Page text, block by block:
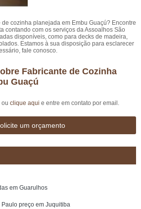
cozinha planejada em Embu Guaçú? Encontre
contando com os serviços da Assoalhos São
disponíveis, como para decks de madeira,
Estamos à sua disposição para esclarecer
fale conosco.
Fabricante de Cozinha
Guaçú
ou clique aqui e entre em contato por email.
um orçamento
em Guarulhos
preço em Juquitiba